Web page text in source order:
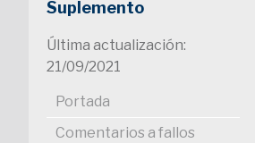
Suplemento
Última actualización:
21/09/2021
Portada
Comentarios a fallos